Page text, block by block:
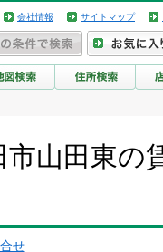
会社情報 サイトマップ
山田東の
せ